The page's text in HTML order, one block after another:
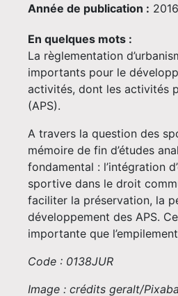
Année de publication : 2016
En quelques mots :
La règlementation
importants pour le
activités, dont les activités
(APS).
A travers la question des
mémoire de fin d’études
fondamental : l’intégration
sportive dans le droit
faciliter la préservation, la
développement des APS.
importante que
Code : 0138JUR
Image : crédits geralt/